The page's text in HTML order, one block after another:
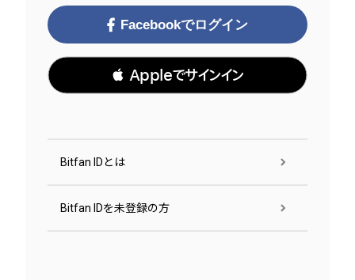
Facebookでログイン
 Appleでサインイン
Bitfan IDとは
Bitfan IDを未登録の方